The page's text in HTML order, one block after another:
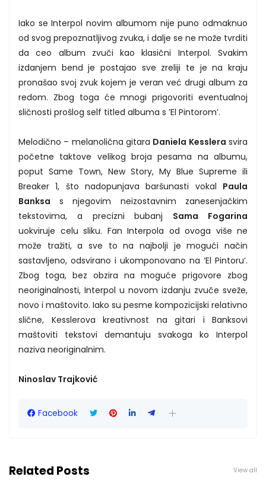
Iako se Interpol novim albumom nije puno odmaknuo
od svog prepoznatljivog zvuka, i dalje se ne može tvrditi
da ceo album zvuči kao klasični Interpol. Svakim
izdanjem bend je postajao sve zreliji te je na kraju
pronašao svoj zvuk kojem je veran već drugi album za
redom. Zbog toga će mnogi prigovoriti eventualnoj
sličnosti prošlog self titled albuma s ’El Pintorom’.
Melodično – melanolična gitara Daniela Kesslera svira
početne taktove velikog broja pesama na albumu,
poput Same Town, New Story, My Blue Supreme ili
Breaker 1, što nadopunjava baršunasti vokal Paula
Banksa s njegovim neizostavnim zanesenjačkim
tekstovima, a precizni bubanj Sama Fogarina
uokviruje celu sliku. Fan Interpola od ovoga više ne
može tražiti, a sve to na najbolji je mogući način
sastavljeno, odsvirano i ukomponovano na ‘El Pintoru’.
Zbog toga, bez obzira na moguće prigovore zbog
neoriginalnosti, Interpol u novom izdanju zvuče sveže,
novo i maštovito. Iako su pesme kompozicijski relativno
slične, Kesslerova kreativnost na gitari i Banksovi
maštoviti tekstovi demantuju svakoga ko Interpol
naziva neoriginalnim.
Ninoslav Trajković
Facebook
Related Posts View all